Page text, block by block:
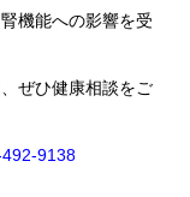
機能への影響を受
ぜひ健康相談をご
9138